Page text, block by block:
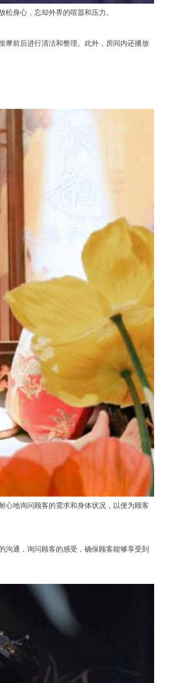
身心，忘却外界的喧嚣和压力。
前后进行清洁和整理。此外，房间内还播放
地询问顾客的需求和身体状况，以便为顾客
通，询问顾客的感受，确保顾客能够享受到